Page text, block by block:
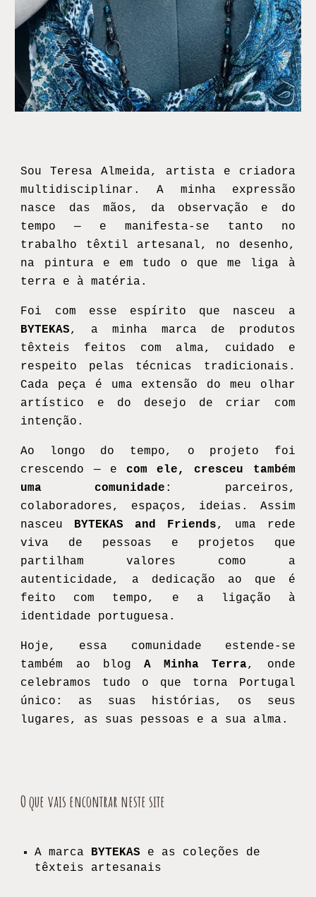
Sou Teresa Almeida, artista e criadora
multidisciplinar. A minha expressão
nasce das mãos, da observação e do
tempo — e manifesta-se tanto no
trabalho têxtil artesanal, no desenho,
na pintura e em tudo o que me liga à
terra e à matéria.
Foi com esse espírito que nasceu a
BYTEKAS, a minha marca de produtos
têxteis feitos com alma, cuidado e
respeito pelas técnicas tradicionais.
Cada peça é uma extensão do meu olhar
artístico e do desejo de criar com
intenção.
Ao longo do tempo, o projeto foi
crescendo — e com ele, cresceu também
uma comunidade : parceiros,
colaboradores, espaços, ideias. Assim
nasceu BYTEKAS and Friends, uma rede
viva de pessoas e projetos que
partilham valores como a
autenticidade, a dedicação ao que é
feito com tempo, e a ligação à
identidade portuguesa.
Hoje, essa comunidade estende-se
também ao blog A Minha Terra, onde
celebramos tudo o que torna Portugal
único: as suas histórias, os seus
lugares, as suas pessoas e a sua alma.
O que vais encontrar neste site
A marca BYTEKAS e as coleções de
têxteis artesanais